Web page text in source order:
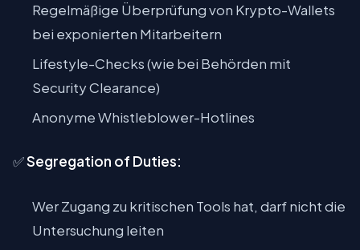
Regelmäßige Überprüfung von Krypto-Wallets
bei exponierten Mitarbeitern
Lifestyle-Checks (wie bei Behörden mit
Security Clearance)
Anonyme Whistleblower-Hotlines
✅Segregation of Duties:
Wer Zugang zu kritischen Tools hat, darf nicht die
Untersuchung leiten